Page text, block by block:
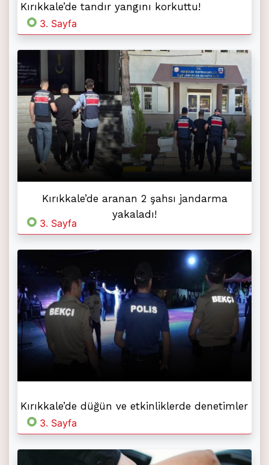
Kırıkkale’de tandır yangını korkuttu!
3. Sayfa
Kırıkkale’de aranan 2 şahsı jandarma
yakaladı!
3. Sayfa
Kırıkkale’de düğün ve etkinliklerde denetimler
3. Sayfa